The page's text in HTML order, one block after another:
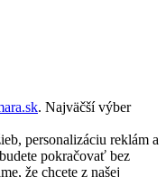
. Najväčší výber
personalizáciu reklám a
pokračovať bez
že chcete z našej